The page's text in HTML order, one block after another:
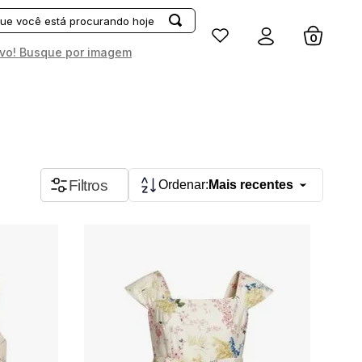
Busque por imagem
Entrar
Filtros Mais recentes